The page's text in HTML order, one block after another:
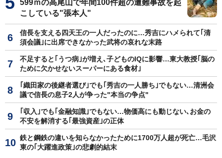
599ｍの高尾山で年間100件超の遭難事故を起
こしている"張本人"
信長を支える四天王の一人だったのに…秀吉にハメられて｢清
須会議｣に出席できなかった武将の哀れな末路
不足すると｢うつ病｣が増え､子どものIQに影響…東大教授｢脳の
ために欠かせないスーパーにある食材｣
｢織田家の後継者選び｣でも｢秀吉の一人勝ち｣でもない…清洲会
議で信長の息子2人が争った"本当の争点"
｢収入｣でも｢金融知識｣でもない…物価高にも動じない､お金の
不安を解消する｢最強資産｣の正体
鉄と鋼鉄の違いを知らなかったために1700万人超が死亡…毛沢
東の｢大躍進政策｣の悲劇的結末